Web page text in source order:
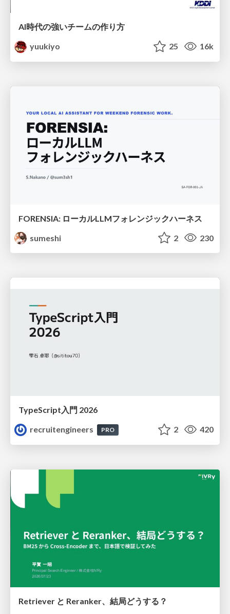
AI時代の強いチームの作り方
yuukiyo
25 16k
FORENSIA: ローカルLLMフォレンジックハーネス
sumeshi
2 230
TypeScript入門 2026
recruitengineers
PRO 2 420
Retriever と Reranker、結局どうする？